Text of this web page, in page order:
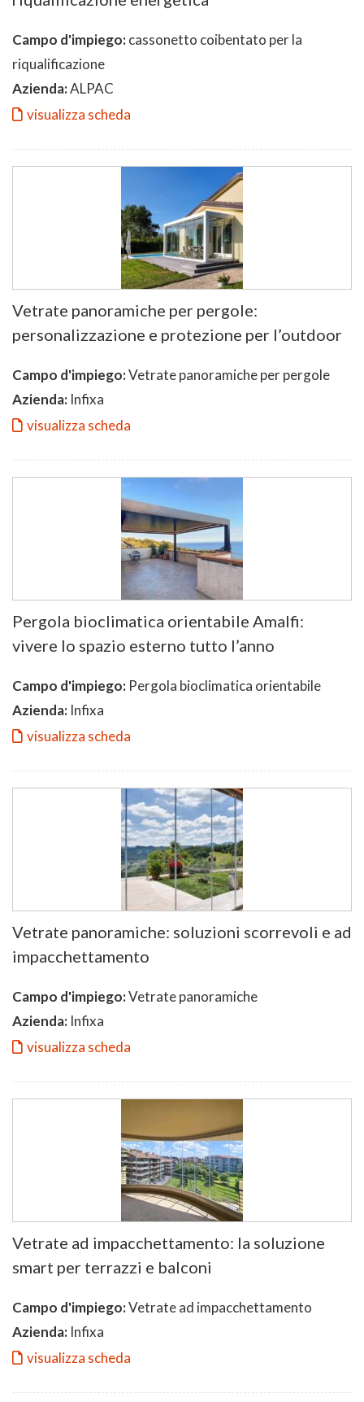
Campo d'impiego:cassonetto coibentato per la
riqualificazione
Azienda:ALPAC
visualizza scheda
Vetrate panoramiche per pergole:
personalizzazione e protezione per l’outdoor
Campo d'impiego:Vetrate panoramiche per pergole
Azienda: Infixa
visualizza scheda
Pergola bioclimatica orientabile Amalfi:
vivere lo spazio esterno tutto l’anno
Campo d'impiego: Pergola bioclimatica orientabile
Azienda: Infixa
visualizza scheda
Vetrate panoramiche: soluzioni scorrevoli e ad
impacchettamento
Campo d'impiego:Vetrate panoramiche
Azienda: Infixa
visualizza scheda
Vetrate ad impacchettamento: la soluzione
smart per terrazzi e balconi
Campo d'impiego:Vetrate ad impacchettamento
Azienda: Infixa
visualizza scheda